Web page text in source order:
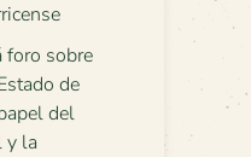
foro sobre
de
del
y la